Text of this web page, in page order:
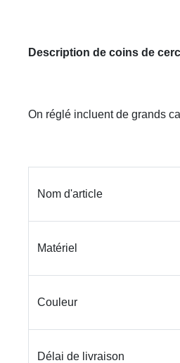
Description de coins de
On réglé incluent de grands
Nom d'article
Matériel
Couleur
Délai de livraison